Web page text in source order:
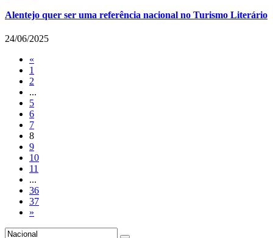
Alentejo quer ser uma referência nacional no Turismo Literário
24/06/2025
«
1
2
...
5
6
7
8
9
10
11
...
36
37
»